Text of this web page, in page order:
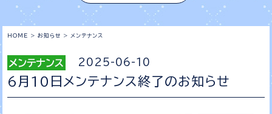
HOME > お知らせ > メンテナンス
2025-06-10
6月10日メンテナンス終了のお知らせ